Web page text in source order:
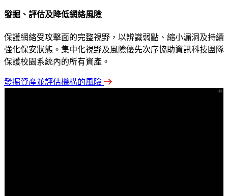
發掘、評估及降低網絡風險
保護網絡受攻擊面的完整視野，以辨識弱點、縮小漏洞及持續
強化保安狀態。集中化視野及風險優先次序協助資訊科技團隊
保護校園系統內的所有資產。
發掘資產並評估機構的風險